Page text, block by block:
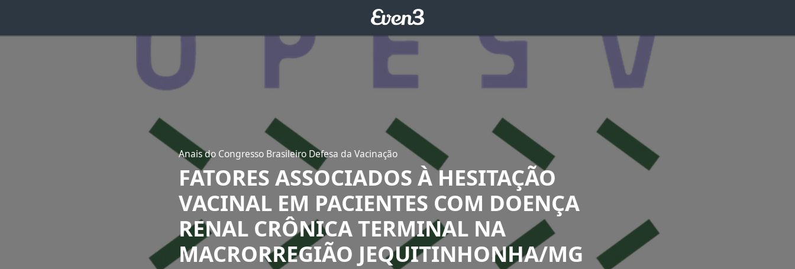
Anais do Congresso Brasileiro Defesa da Vacinação
FATORES ASSOCIADOS À HESITAÇÃO
VACINAL EM PACIENTES COM DOENÇA
RENAL CRÔNICA TERMINAL NA
MACRORREGIÃO JEQUITINHONHA/MG